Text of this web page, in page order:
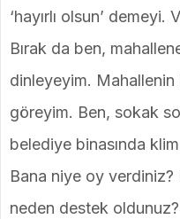
‘hayırlı olsun’
Bırak da ben,
dinleyeyim.
göreyim. Ben, sokak
belediye binasında
Bana niye oy verdiniz?
neden destek oldunuz?